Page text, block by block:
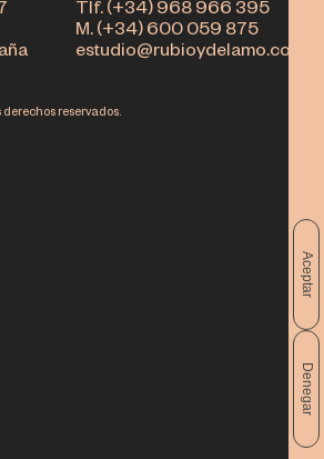
Aceptar
Denegar
Tlf. (+34) 968 966 395
M. (+34) 600 059 875
estudio@rubioydelamo.com
derechos reservados.